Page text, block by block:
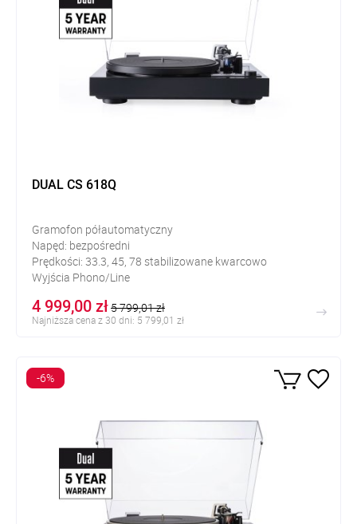
DUAL CS 618Q
Gramofon półautomatyczny
Napęd: bezpośredni
Prędkości: 33.3, 45, 78 stabilizowane kwarcowo
Wyjścia Phono/Line
4 999,00 zł5 799,01 zł
Najniższa cena z 30 dni: 5 799,01 zł
-6%